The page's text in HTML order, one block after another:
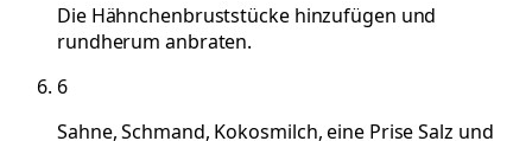
Die Hähnchenbruststücke hinzufügen und
rundherum anbraten.
6
Sahne, Schmand, Kokosmilch, eine Prise Salz und